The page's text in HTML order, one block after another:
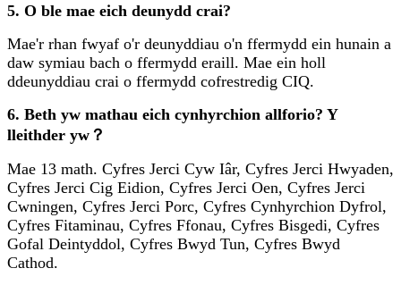
5. O ble mae eich deunydd crai?
Mae'r rhan fwyaf o'r deunyddiau o'n ffermydd ein hunain a
daw symiau bach o ffermydd eraill. Mae ein holl
ddeunyddiau crai o ffermydd cofrestredig CIQ.
6. Beth yw mathau eich cynhyrchion allforio? Y
lleithder yw？
Mae 13 math. Cyfres Jerci Cyw Iâr, Cyfres Jerci Hwyaden,
Cyfres Jerci Cig Eidion, Cyfres Jerci Oen, Cyfres Jerci
Cwningen, Cyfres Jerci Porc, Cyfres Cynhyrchion Dyfrol,
Cyfres Fitaminau, Cyfres Ffonau, Cyfres Bisgedi, Cyfres
Gofal Deintyddol, Cyfres Bwyd Tun, Cyfres Bwyd
Cathod.